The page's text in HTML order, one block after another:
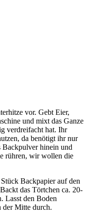
vor. Gebt Eier,
und mixt das Ganze
verdreifacht hat. Ihr
da benötigt ihr nur
Backpulver hinein und
rühren, wir wollen die
Backpapier auf den
das Törtchen ca. 20-
Lasst den Boden
der Mitte durch.